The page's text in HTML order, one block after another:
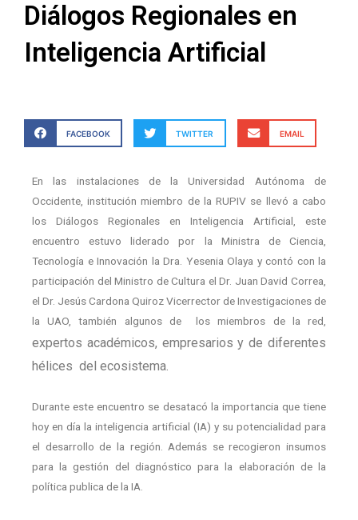
Diálogos Regionales en
Inteligencia Artificial
FACEBOOK TWITTER EMAIL
En las instalaciones de la Universidad Autónoma de
Occidente, institución miembro de la RUPIV se llevó a cabo
los Diálogos Regionales en Inteligencia Artificial, este
encuentro estuvo liderado por la Ministra de Ciencia,
Tecnología e Innovación la Dra. Yesenia Olaya y contó con la
participación del Ministro de Cultura el Dr. Juan David Correa,
el Dr. Jesús Cardona Quiroz Vicerrector de Investigaciones de
la UAO, también algunos de los miembros de la red,
expertos académicos, empresarios y de diferentes
hélices del ecosistema.
Durante este encuentro se desatacó la importancia que tiene
hoy en día la inteligencia artificial (IA) y su potencialidad para
el desarrollo de la región. Además se recogieron insumos
para la gestión del diagnóstico para la elaboración de la
política publica de la IA.